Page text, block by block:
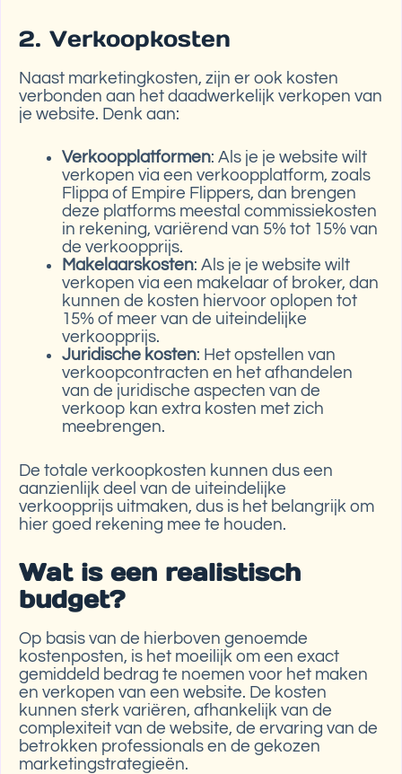
2. Verkoopkosten
Naast marketingkosten, zijn er ook kosten
verbonden aan het daadwerkelijk verkopen van
je website. Denk aan:
Verkoopplatformen: Als je je website wilt
verkopen via een verkoopplatform, zoals
Flippa of Empire Flippers, dan brengen
deze platforms meestal commissiekosten
in rekening, variërend van 5% tot 15% van
de verkoopprijs.
Makelaarskosten: Als je je website wilt
verkopen via een makelaar of broker, dan
kunnen de kosten hiervoor oplopen tot
15% of meer van de uiteindelijke
verkoopprijs.
Juridische kosten: Het opstellen van
verkoopcontracten en het afhandelen
van de juridische aspecten van de
verkoop kan extra kosten met zich
meebrengen.
De totale verkoopkosten kunnen dus een
aanzienlijk deel van de uiteindelijke
verkoopprijs uitmaken, dus is het belangrijk om
hier goed rekening mee te houden.
Wat is een realistisch
budget?
Op basis van de hierboven genoemde
kostenposten, is het moeilijk om een exact
gemiddeld bedrag te noemen voor het maken
en verkopen van een website. De kosten
kunnen sterk variëren, afhankelijk van de
complexiteit van de website, de ervaring van de
betrokken professionals en de gekozen
marketingstrategieën.